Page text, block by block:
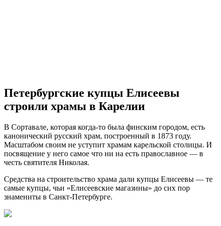
Петербургские купцы Елисеевы
строили храмы в Карелии
В Сортавале, которая когда-то была финским городом, есть
канонический русский храм, построенный в 1873 году.
Масштабом своим не уступит храмам карельской столицы. И
посвящение у него самое что ни на есть православное — в
честь святителя Николая.
Средства на строительство храма дали купцы Елисеевы — те
самые купцы, чьи «Елисеевские магазины» до сих пор
знамениты в Санкт-Петербурге.